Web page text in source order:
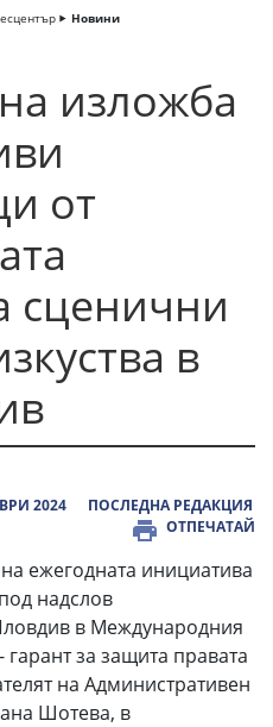
Новини
изложба
от
сценични
в
2024
ПОСЛЕДНА РЕДАКЦИЯ
ОТПЕЧАТАЙ
ежегодната инициатива
надслов
в Международния
за защита правата
на Административен
Шотева, в